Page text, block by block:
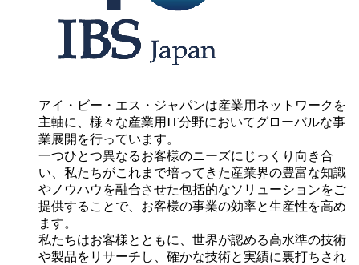
アイ・ビー・エス・ジャパンは産業用ネットワークを
主軸に、様々な産業用IT分野においてグローバルな事
業展開を行っています。
一つひとつ異なるお客様のニーズにじっくり向き合
い、私たちがこれまで培ってきた産業界の豊富な知識
やノウハウを融合させた包括的なソリューションをご
提供することで、お客様の事業の効率と生産性を高め
ます。
私たちはお客様とともに、世界が認める高水準の技術
や製品をリサーチし、確かな技術と実績に裏打ちされ